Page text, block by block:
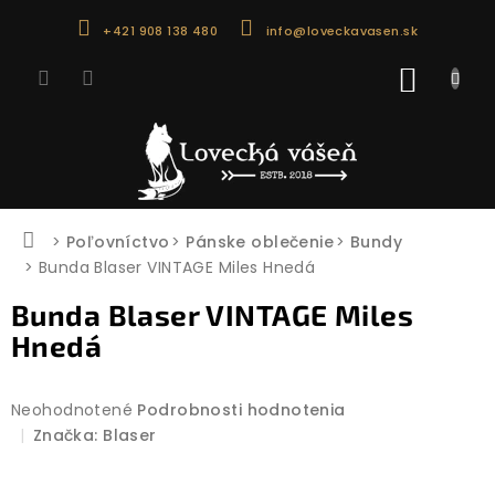
+421 908 138 480 info@loveckavasen.sk
Domov
Poľovníctvo Pánske oblečenie
Bundy
Bunda Blaser VINTAGE Miles Hnedá
Bunda Blaser VINTAGE Miles
Hnedá
Priemerné
hodnotenie
Neohodnotené Podrobnosti hodnotenia
Značka: Blaser